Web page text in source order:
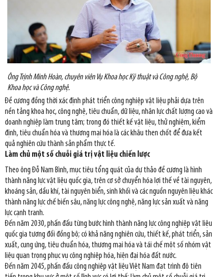
Ông Trịnh Minh Hoàn, chuyên viên Vụ Khoa học Kỹ thuật và Công nghệ, Bộ
Khoa học và Công nghệ.
Đề cương đồng thời xác định phát triển công nghiệp vật liệu phải dựa trên
nền tảng khoa học, công nghệ, tiêu chuẩn, dữ liệu, nhân lực chất lượng cao và
doanh nghiệp làm trung tâm; trong đó thiết kế vật liệu, thử nghiệm, kiểm
định, tiêu chuẩn hóa và thương mại hóa là các khâu then chốt để đưa kết
quả nghiên cứu thành sản phẩm thực tế.
Làm chủ một số chuỗi giá trị vật liệu chiến lược
Theo ông Đỗ Nam Bình, mục tiêu tổng quát của dự thảo đề cương là hình
thành năng lực vật liệu quốc gia, trên cơ sở chuyển hóa lợi thế về tài nguyên,
khoáng sản, dầu khí, tài nguyên biển, sinh khối và các nguồn nguyên liệu khác
thành năng lực chế biến sâu, năng lực công nghệ, năng lực sản xuất và năng
lực cạnh tranh.
Đến năm 2030, phấn đấu từng bước hình thành năng lực công nghiệp vật liệu
quốc gia tương đối đồng bộ; có khả năng nghiên cứu, thiết kế, phát triển, sản
xuất, cung ứng, tiêu chuẩn hóa, thương mại hóa và tái chế một số nhóm vật
liệu quan trọng phục vụ công nghiệp hóa, hiện đại hóa đất nước.
Đến năm 2045, phấn đấu công nghiệp vật liệu Việt Nam đạt trình độ tiên